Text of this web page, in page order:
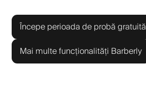
Începe perioada de probă gratuită
Mai multe funcționalități Barberly